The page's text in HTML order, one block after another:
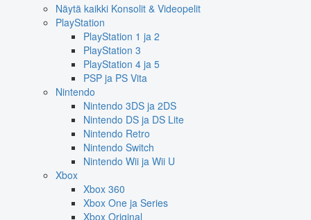
Näytä kaikki Konsolit & Videopelit
PlayStation
PlayStation 1 ja 2
PlayStation 3
PlayStation 4 ja 5
PSP ja PS Vita
Nintendo
Nintendo 3DS ja 2DS
Nintendo DS ja DS Lite
Nintendo Retro
Nintendo Switch
Nintendo Wii ja Wii U
Xbox
Xbox 360
Xbox One ja Series
Xbox Original